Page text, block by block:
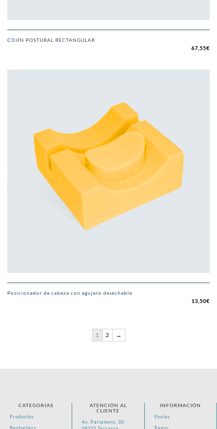
COJÍN POSTURAL RECTANGULAR
67,55€
Posicionador de cabeza con agujero desechable
13,50€
1 2 →
CATEGORIAS
Productos
Bestsellers
ATENCIÓN AL
CLIENTE
Av. Parlament, 30.
INFORMACIÓN
Envíos
Pagos